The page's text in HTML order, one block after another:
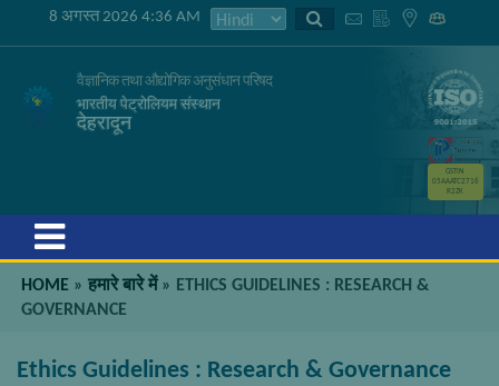
8 अगस्त 2026 4:36 AM
वैज्ञानिक तथा औद्योगिक अनुसंधान परिषद
भारतीय पेट्रोलियम संस्थान
देहरादून
GSTIN
05AAATC2716
R2ZK
HOME »हमारे बारे में» ETHICS GUIDELINES : RESEARCH &
GOVERNANCE
Ethics Guidelines : Research & Governance